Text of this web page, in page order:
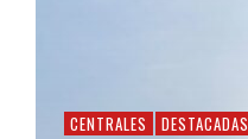
CENTRALES DESTACADAS